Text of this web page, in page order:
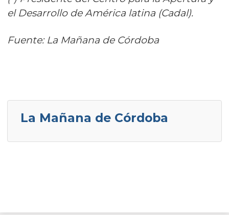
el Desarrollo de América latina (Cadal).
Fuente: La Mañana de Córdoba
La Mañana de Córdoba